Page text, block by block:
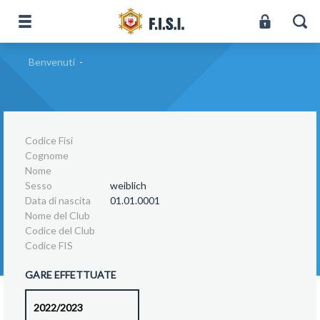
Benvenuti -
Codice Fisi
Cognome
Nome
Sesso
weiblich
Data di nascita
01.01.0001
Nome del Club
Codice del Club
Codice FIS
GARE EFFETTUATE